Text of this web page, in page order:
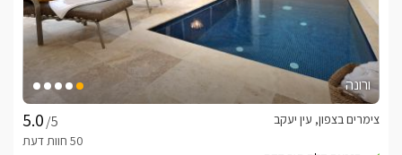
ורונה
/5
צימרים בצפון, עין יעקב